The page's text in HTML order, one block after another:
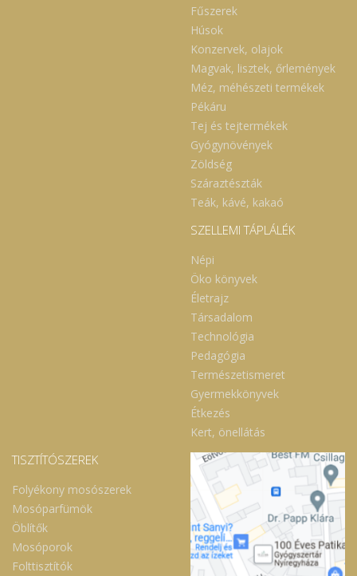
Fűszerek
Húsok
Konzervek, olajok
Magvak, lisztek, őrlemények
Méz, méhészeti termékek
Pékáru
Tej és tejtermékek
Gyógynövények
Zöldség
Száraztészták
Teák, kávé, kakaó
SZELLEMI TÁPLÁLÉK
Népi
Öko könyvek
Életrajz
Társadalom
Technológia
Pedagógia
Természetismeret
Gyermekkönyvek
Étkezés
Kert, önellátás
TISZTÍTÓSZEREK
Folyékony mosószerek
Mosóparfümök
Öblítők
Mosóporok
Folttisztítók